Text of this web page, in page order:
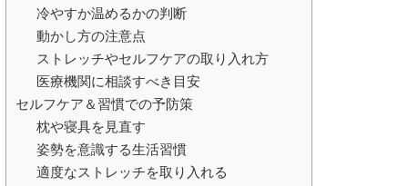
冷やすか温めるかの判断
動かし方の注意点
ストレッチやセルフケアの取り入れ方
医療機関に相談すべき目安
セルフケア＆習慣での予防策
枕や寝具を見直す
姿勢を意識する生活習慣
適度なストレッチを取り入れる